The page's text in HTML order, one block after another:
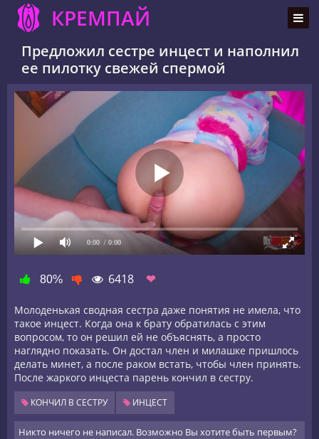
КРЕМПАЙ
Предложил сестре инцест и наполнил
ее пилотку свежей спермой
0:00 / 0:00
80% 6418 ❤
Молоденькая сводная сестра даже понятия не имела, что
такое инцест. Когда она к брату обратилась с этим
вопросом, то он решил ей не объяснять, а просто
наглядно показать. Он достал член и милашке пришлось
делать минет, а после раком встать, чтобы член принять.
После жаркого инцеста парень кончил в сестру.
КОНЧИЛ В СЕСТРУ ИНЦЕСТ
Никто ничего не написал. Возможно Вы хотите быть первым?